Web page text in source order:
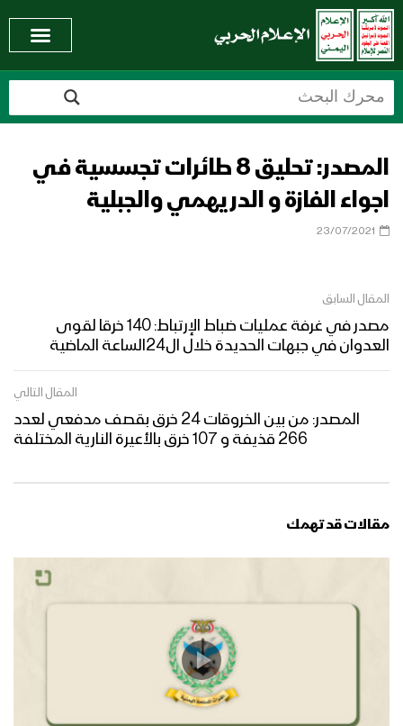
المصدر: تحليق 8 طائرات تجسسية في
اجواء الفازة و الدريهمي والجبلية
23/07/2021
المقال السابق
مصدر في غرفة عمليات ضباط الإرتباط: 140 خرقا لقوى
العدوان في جبهات الحديدة خلال ال24الساعة الماضية
المقال التالي
المصدر: من بين الخروقات 24 خرق بقصف مدفعي لعدد
266 قذيفة و 107 خرق بالأعيرة النارية المختلفة
مقالات قد تهمك